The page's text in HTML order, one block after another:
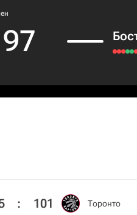
97
: 101 Торонто